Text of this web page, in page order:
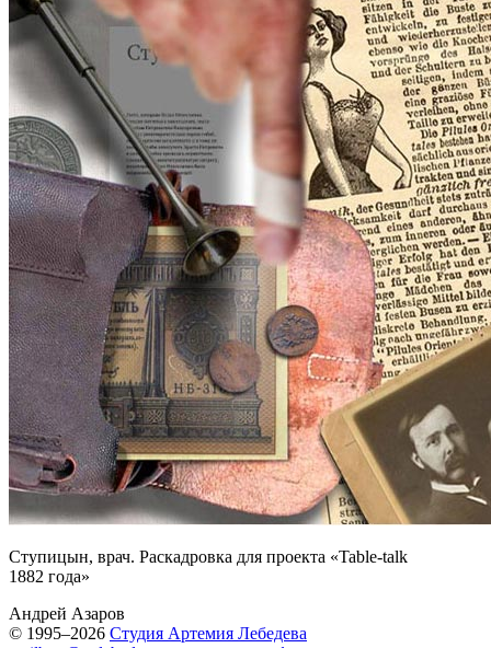
Ступицын, врач. Раскадровка для проекта «Table-talk
1882 года»
Андрей Азаров
© 1995–2026 Студия Артемия Лебедева